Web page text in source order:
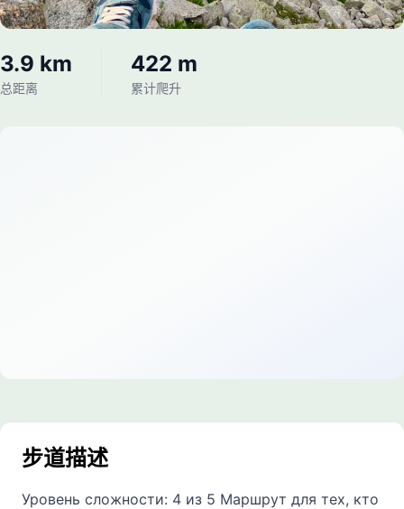
3.9 km
总距离
422 m
累计爬升
步道描述
Уровень сложности: 4 из 5 Маршрут для тех, кто